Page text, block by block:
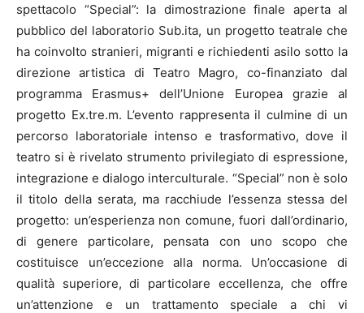
spettacolo “Special”: la dimostrazione finale aperta al
pubblico del laboratorio Sub.ita, un progetto teatrale che
ha coinvolto stranieri, migranti e richiedenti asilo sotto la
direzione artistica di Teatro Magro, co-finanziato dal
programma Erasmus+ dell’Unione Europea grazie al
progetto Ex.tre.m. L’evento rappresenta il culmine di un
percorso laboratoriale intenso e trasformativo, dove il
teatro si è rivelato strumento privilegiato di espressione,
integrazione e dialogo interculturale. “Special” non è solo
il titolo della serata, ma racchiude l’essenza stessa del
progetto: un’esperienza non comune, fuori dall’ordinario,
di genere particolare, pensata con uno scopo che
costituisce un’eccezione alla norma. Un’occasione di
qualità superiore, di particolare eccellenza, che offre
un’attenzione e un trattamento speciale a chi vi